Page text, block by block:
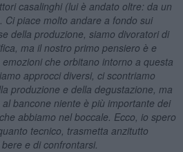
casalinghi (lui è andato oltre: da un
Ci piace molto andare a fondo sui
della produzione, siamo divoratori di
ma il nostro primo pensiero è e
che orbitano intorno a questa
approcci diversi, ci scontriamo
produzione e della degustazione, ma
bancone niente è più importante dei
abbiamo nel boccale. Ecco, io spero
tecnico, trasmetta anzitutto
e di confrontarsi.